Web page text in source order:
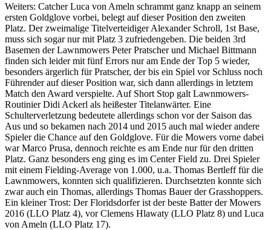
Weiters: Catcher Luca von Ameln schrammt ganz knapp an seinem
ersten Goldglove vorbei, belegt auf dieser Position den zweiten
Platz. Der zweimalige Titelverteidiger Alexander Schroll, 1st Base,
muss sich sogar nur mit Platz 3 zufriedengeben. Die beiden 3rd
Basemen der Lawnmowers Peter Pratscher und Michael Bittmann
finden sich leider mit fünf Errors nur am Ende der Top 5 wieder,
besonders ärgerlich für Pratscher, der bis ein Spiel vor Schluss noch
Führender auf dieser Position war, sich dann allerdings in letztem
Match den Award verspielte. Auf Short Stop galt Lawnmowers-
Routinier Didi Ackerl als heißester Titelanwärter. Eine
Schulterverletzung bedeutete allerdings schon vor der Saison das
Aus und so bekamen nach 2014 und 2015 auch mal wieder andere
Spieler die Chance auf den Goldglove. Für die Mowers vorne dabei
war Marco Prusa, dennoch reichte es am Ende nur für den dritten
Platz. Ganz besonders eng ging es im Center Field zu. Drei Spieler
mit einem Fielding-Average von 1.000, u.a. Thomas Bertleff für die
Lawnmowers, konnten sich qualifizieren. Durchsetzten konnte sich
zwar auch ein Thomas, allerdings Thomas Bauer der Grasshoppers.
Ein kleiner Trost: Der Floridsdorfer ist der beste Batter der Mowers
2016 (LLO Platz 4), vor Clemens Hlawaty (LLO Platz 8) und Luca
von Ameln (LLO Platz 17).